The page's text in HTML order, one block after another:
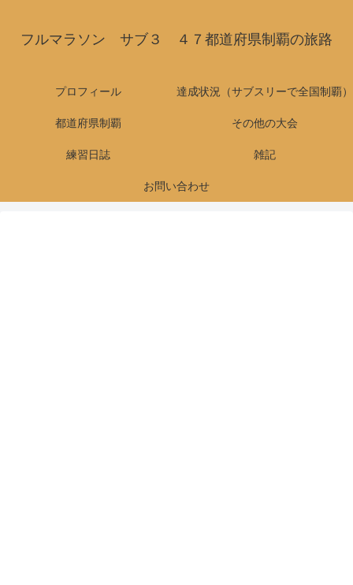
フルマラソン サブ３ ４７都道府県制覇の旅路
プロフィール 達成状況（サブスリーで全国制覇）
都道府県制覇 その他の大会
練習日誌 雑記
お問い合わせ